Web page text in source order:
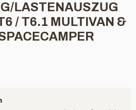
LASTENAUSZUG
/ T6.1 MULTIVAN &